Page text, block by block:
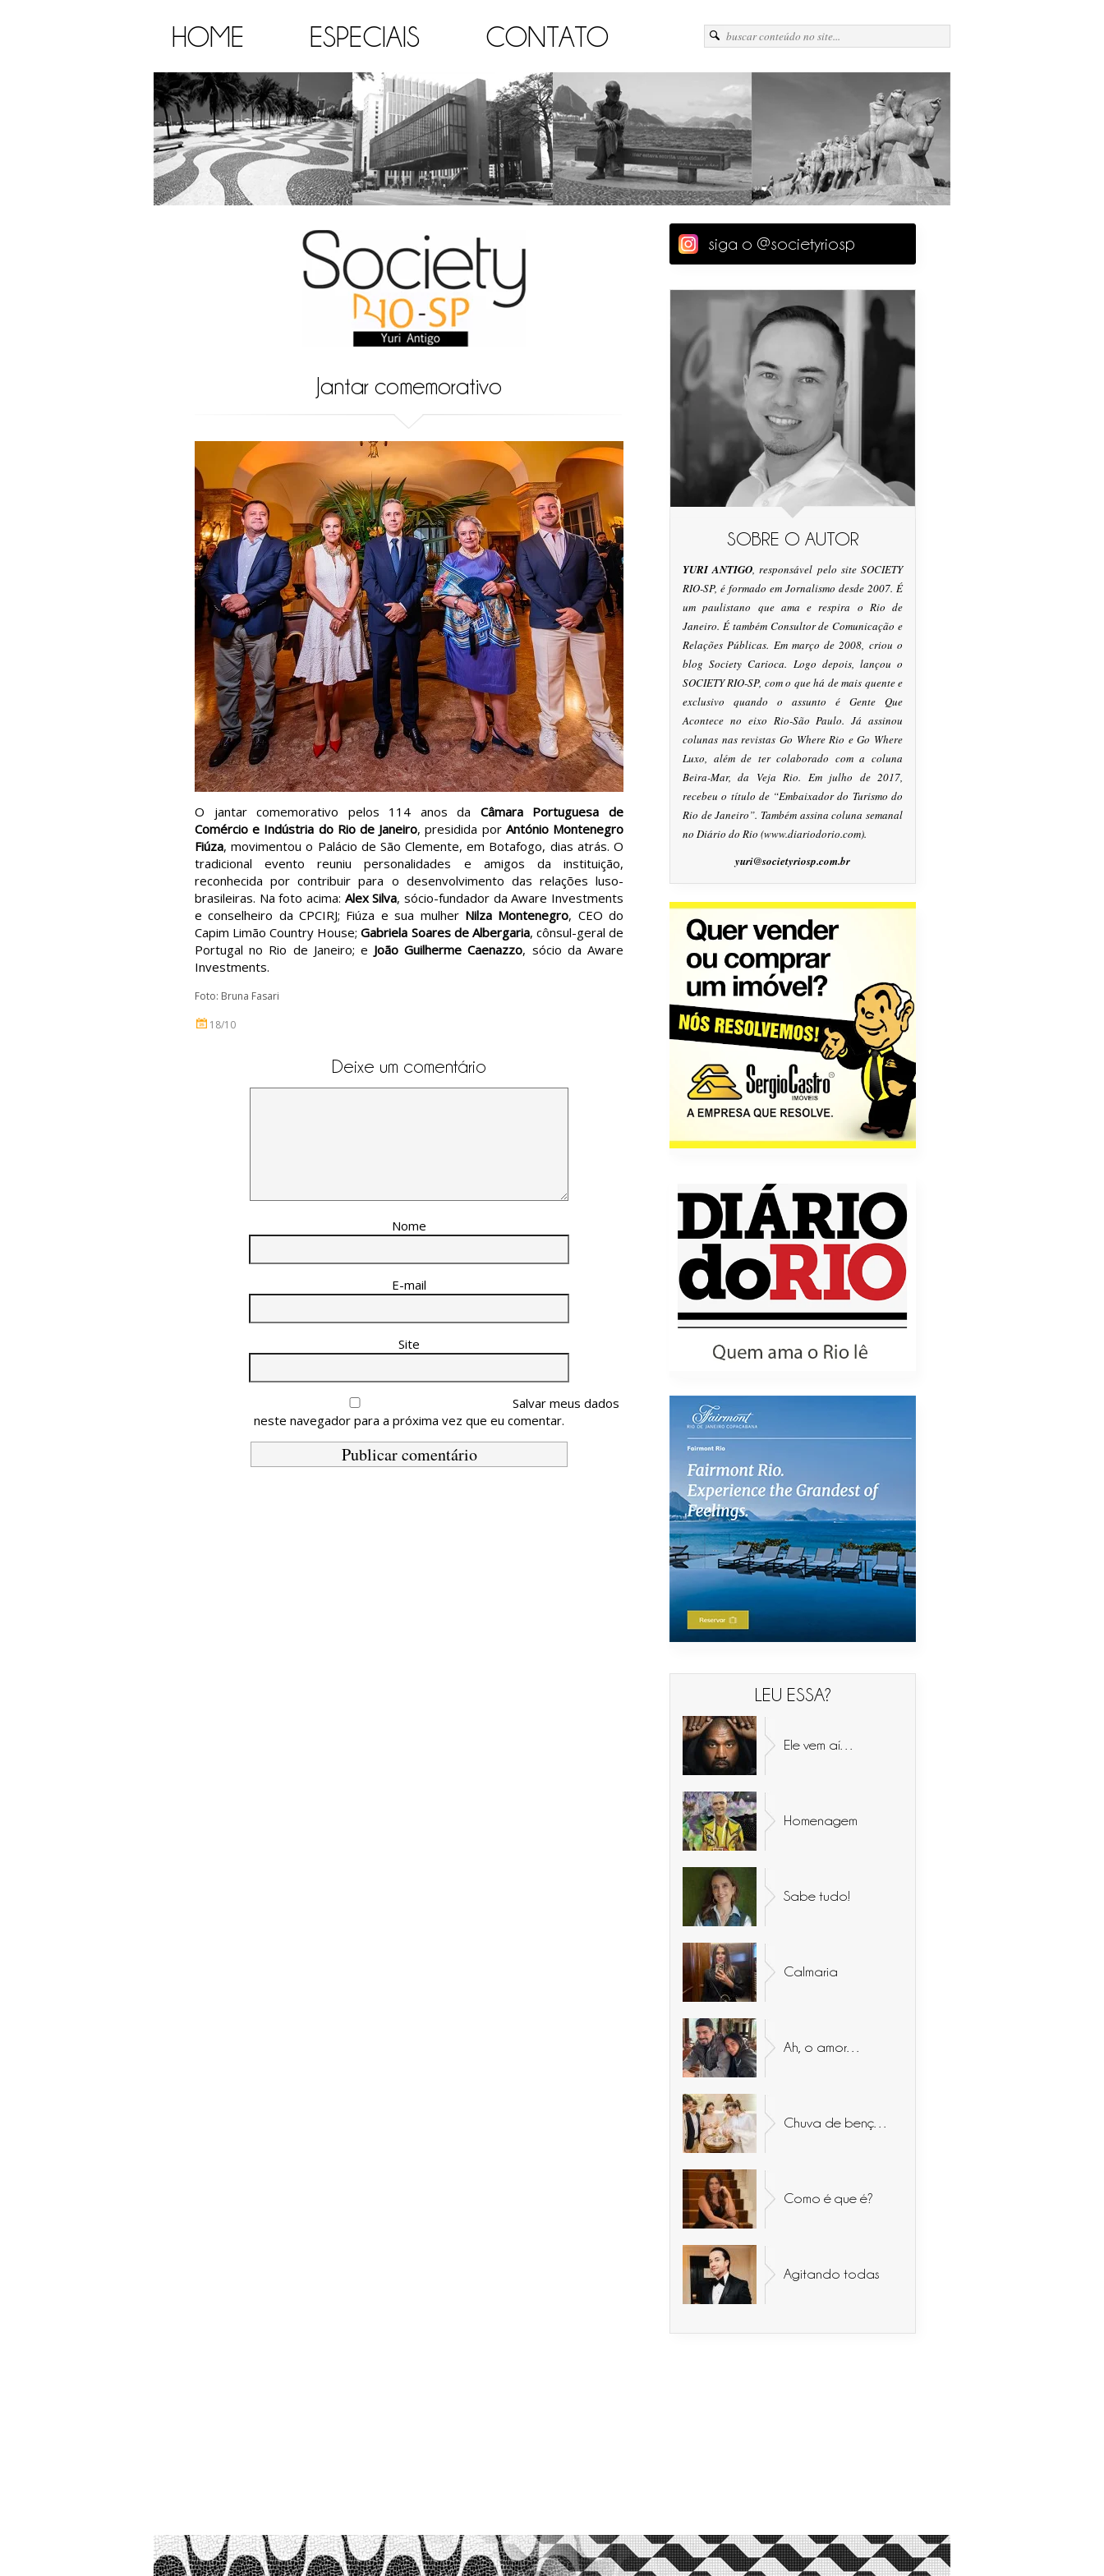
HOME ESPECIAIS CONTATO
Jantar comemorativo
O jantar comemorativo pelos 114 anos da Câmara Portuguesa de
Comércio e Indústria do Rio de Janeiro, presidida por António Montenegro
Fiúza, movimentou o Palácio de São Clemente, em Botafogo, dias atrás. O
tradicional evento reuniu personalidades e amigos da instituição,
reconhecida por contribuir para o desenvolvimento das relações luso-
brasileiras. Na foto acima: Alex Silva, sócio-fundador da Aware Investments
e conselheiro da CPCIRJ; Fiúza e sua mulher Nilza Montenegro, CEO do
Capim Limão Country House;Gabriela Soares de Albergaria, cônsul-geral de
Portugal no Rio de Janeiro; e João Guilherme Caenazzo, sócio da Aware
Investments.
Foto: Bruna Fasari
18/10
Deixe um comentário
Nome
E-mail
Site
Salvar meus dados
neste navegador para a próxima vez que eu comentar.
siga o @societyriosp
SOBRE O AUTOR
YURI ANTIGO, responsável pelo site SOCIETY
RIO-SP, é formado em Jornalismo desde 2007. É
um paulistano que ama e respira o Rio de
Janeiro. É também Consultor de Comunicação e
Relações Públicas. Em março de 2008, criou o
blog Society Carioca. Logo depois, lançou o
SOCIETY RIO-SP, com o que há de mais quente e
exclusivo quando o assunto é Gente Que
Acontece no eixo Rio-São Paulo. Já assinou
colunas nas revistas Go Where Rio e Go Where
Luxo, além de ter colaborado com a coluna
Beira-Mar, da Veja Rio. Em julho de 2017,
recebeu o título de “Embaixador do Turismo do
Rio de Janeiro”. Também assina coluna semanal
no Diário do Rio (www.diariodorio.com).
yuri@societyriosp.com.br
LEU ESSA?
Ele vem aí…
Homenagem
Sabe tudo!
Calmaria
Ah, o amor…
Como é que é?
Agitando todas